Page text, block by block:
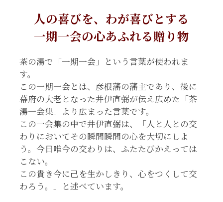
人の喜びを、わが喜びとする
一期一会の心あふれる贈り物
茶の湯で「一期一会」という言葉が使われま
す。
この一期一会とは、彦根藩の藩主であり、後に
幕府の大老となった井伊直弼が伝え広めた「茶
湯一会集」より広まった言葉です。
この一会集の中で井伊直弼は、「人と人との交
わりにおいてその瞬間瞬間の心を大切にしよ
う。今日唯今の交わりは、ふたたびかえっては
こない。
この貴き今に己を生かしきり、心をつくして交
わろう。」と述べています。